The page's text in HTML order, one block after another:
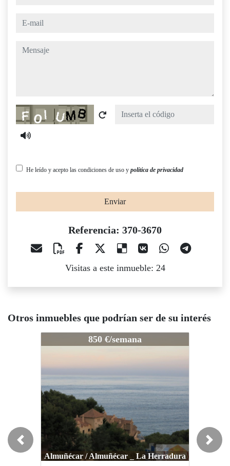
e-mail
mensaje
Captcha
He leído y acepto las condiciones de uso y política de privacidad
Enviar
Referencia: 370-3670
Visitas a este inmueble: 24
Otros inmuebles que podrían ser de su interés
850 €/semana
Almuñécar / Almuñécar _ La Herradura
370-3670 900 €
Almuñécar / Costa Templada
Previous Next